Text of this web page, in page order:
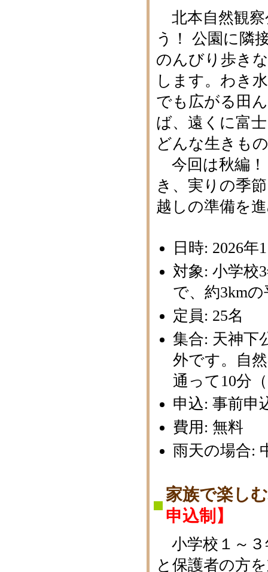
北本自然観察
う！ 公園に隣
のんびり歩き
します。わき
でも広がる田
ば、遠くに富
どんな生きも
今回は秋編！
き、実りの季
越しの準備を
日時: 2026
対象: 小学校
で、約3km
定員: 25名
集合: 天神下
外です。自
通って10分
申込: 事前申
費用: 無料
雨天の場合:
家族で楽し
申込制】
小学校１～３
と保護者の方